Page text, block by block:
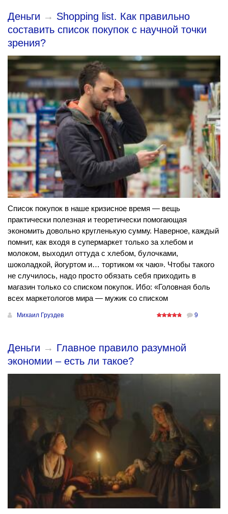
Деньги → Shopping list. Как правильно
составить список покупок с научной точки
зрения?
Список покупок в наше кризисное время — вещь
практически полезная и теоретически помогающая
экономить довольно кругленькую сумму. Наверное, каждый
помнит, как входя в супермаркет только за хлебом и
молоком, выходил оттуда с хлебом, булочками,
шоколадкой, йогуртом и… тортиком «к чаю». Чтобы такого
не случилось, надо просто обязать себя приходить в
магазин только со списком покупок. Ибо: «Головная боль
всех маркетологов мира — мужик со списком
Михаил Груздев 9
Деньги → Главное правило разумной
экономии – есть ли такое?